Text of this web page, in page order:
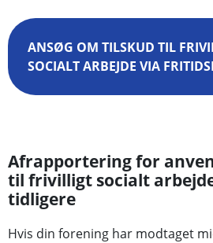
ANSØG OM TILSKUD TIL
SOCIALT ARBEJDE VIA
Afrapportering for
til frivilligt socialt
tidligere
Hvis din forening har modtaget